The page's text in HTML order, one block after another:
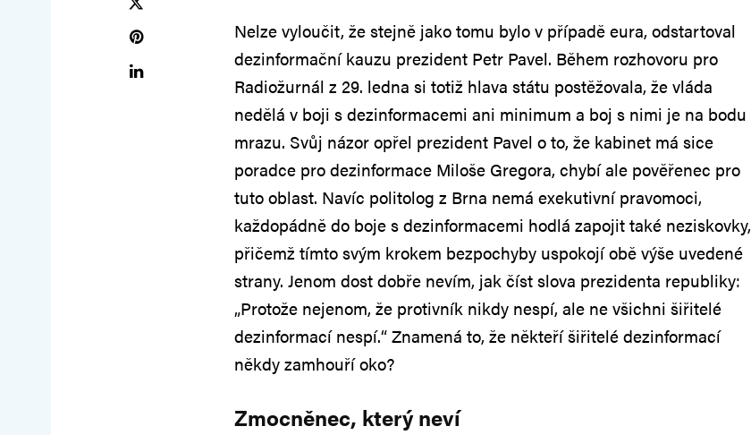
Nelze vyloučit, že stejně jako tomu bylo v případě eura, odstartoval
dezinformační kauzu prezident Petr Pavel. Během rozhovoru pro
Radiožurnál z 29. ledna si totiž hlava státu postěžovala, že vláda
nedělá v boji s dezinformacemi ani minimum a boj s nimi je na bodu
mrazu. Svůj názor opřel prezident Pavel o to, že kabinet má sice
poradce pro dezinformace Miloše Gregora, chybí ale pověřenec pro
tuto oblast. Navíc politolog z Brna nemá exekutivní pravomoci,
každopádně do boje s dezinformacemi hodlá zapojit také neziskovky,
přičemž tímto svým krokem bezpochyby uspokojí obě výše uvedené
strany. Jenom dost dobře nevím, jak číst slova prezidenta republiky:
„Protože nejenom, že protivník nikdy nespí, ale ne všichni šiřitelé
dezinformací nespí.“ Znamená to, že někteří šiřitelé dezinformací
někdy zamhouří oko?
Zmocněnec, který neví